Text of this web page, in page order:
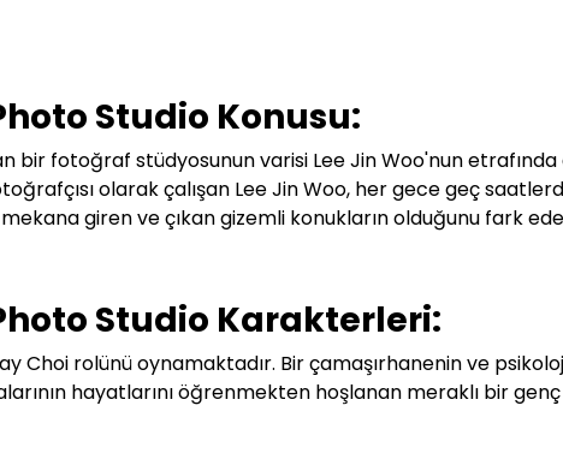
Studio Konusu:
bir fotoğraf stüdyosunun varisi Lee Jin Woo'nun etrafında
olarak çalışan Lee Jin Woo, her gece geç
giren ve çıkan gizemli konukların olduğunu fark
Studio Karakterleri:
Choi rolünü oynamaktadır. Bir çamaşırhanenin ve
hayatlarını öğrenmekten hoşlanan meraklı bir genç